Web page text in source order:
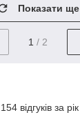
Показати ще
1 / 2
відгуків за рік